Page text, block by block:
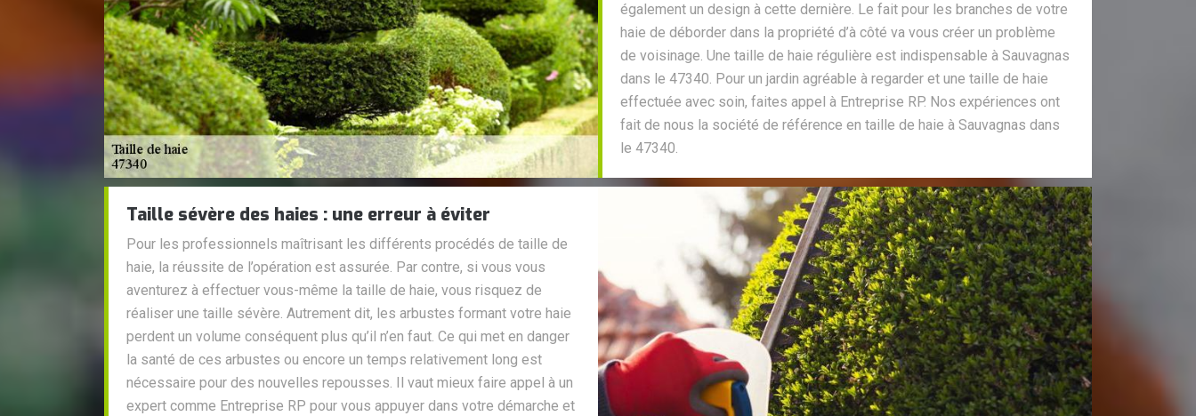
également un design à cette dernière. Le fait pour les branches de votre
haie de déborder dans la propriété d’à côté va vous créer un problème
de voisinage. Une taille de haie régulière est indispensable à Sauvagnas
dans le 47340. Pour un jardin agréable à regarder et une taille de haie
effectuée avec soin, faites appel à Entreprise RP. Nos expériences ont
fait de nous la société de référence en taille de haie à Sauvagnas dans
le 47340.
Taille sévère des haies : une erreur à éviter
Pour les professionnels maîtrisant les différents procédés de taille de
haie, la réussite de l’opération est assurée. Par contre, si vous vous
aventurez à effectuer vous-même la taille de haie, vous risquez de
réaliser une taille sévère. Autrement dit, les arbustes formant votre haie
perdent un volume conséquent plus qu’il n’en faut. Ce qui met en danger
la santé de ces arbustes ou encore un temps relativement long est
nécessaire pour des nouvelles repousses. Il vaut mieux faire appel à un
expert comme Entreprise RP pour vous appuyer dans votre démarche et